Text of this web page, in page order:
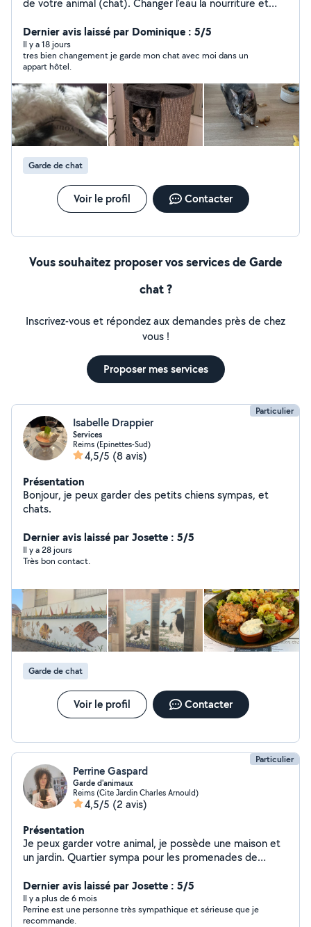
de votre animal (chat). Changer l'eau la nourriture et
une personne de confiance .
Dernier avis laissé par Dominique : 5/5
Il y a 18 jours
tres bien changement je garde mon chat avec moi dans un
appart hôtel.
Garde de chat
Voir le profil Contacter
Vous souhaitez proposer vos services de Garde
chat ?
Inscrivez-vous et répondez aux demandes près de chez
vous !
Proposer mes services
Particulier
Isabelle Drappier
Services
Reims (Epinettes-Sud)
4,5/5 (8 avis)
Présentation
Bonjour, je peux garder des petits chiens sympas, et
chats.
Dernier avis laissé par Josette : 5/5
Il y a 28 jours
Très bon contact.
Garde de chat
Voir le profil Contacter
Particulier
Perrine Gaspard
Garde d'animaux
Reims (Cite Jardin Charles Arnould)
4,5/5 (2 avis)
Présentation
Je peux garder votre animal, je possède une maison et
un jardin. Quartier sympa pour les promenades de
sera jamais seul Animaux propreset gentils uniquement
Dernier avis laissé par Josette : 5/5
Il y a plus de 6 mois
Perrine est une personne très sympathique et sérieuse que je
recommande.